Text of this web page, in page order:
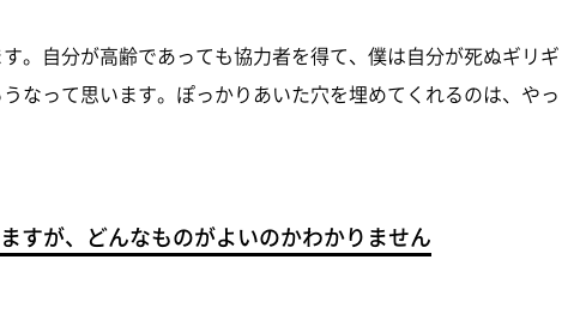
。自分が高齢であっても協力者を得て、僕は自分が死ぬギリギ
なって思います。ぽっかりあいた穴を埋めてくれるのは、やっ
すが、どんなものがよいのかわかりません